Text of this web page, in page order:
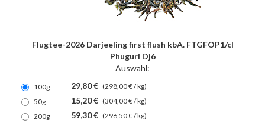
Flugtee-2026 Darjeeling first flush kbA. FTGFOP1/cl
Phuguri Dj6
Auswahl:
100g 29,80 € (298,00 € / kg)
50g
15,20 € (304,00 € / kg)
200g
59,30 € (296,50 € / kg)